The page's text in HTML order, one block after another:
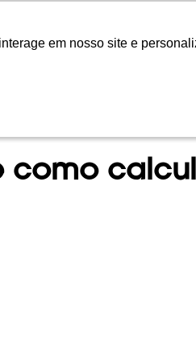
em nosso site e
em nosso site e
INVISTA
como